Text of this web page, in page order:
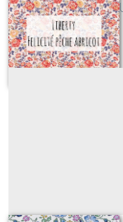
abricot
Sur demande